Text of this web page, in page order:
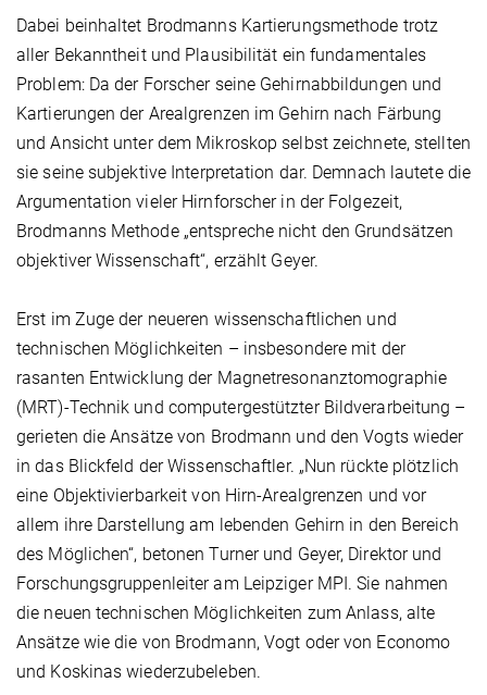
Dabei beinhaltet Brodmanns Kartierungsmethode trotz
aller Bekanntheit und Plausibilität ein fundamentales
Problem: Da der Forscher seine Gehirnabbildungen und
Kartierungen der Arealgrenzen im Gehirn nach Färbung
und Ansicht unter dem Mikroskop selbst zeichnete, stellten
sie seine subjektive Interpretation dar. Demnach lautete die
Argumentation vieler Hirnforscher in der Folgezeit,
Brodmanns Methode „entspreche nicht den Grundsätzen
objektiver Wissenschaft“, erzählt Geyer.
Erst im Zuge der neueren wissenschaftlichen und
technischen Möglichkeiten – insbesondere mit der
rasanten Entwicklung der Magnetresonanztomographie
(MRT)-Technik und computergestützter Bildverarbeitung –
gerieten die Ansätze von Brodmann und den Vogts wieder
in das Blickfeld der Wissenschaftler. „Nun rückte plötzlich
eine Objektivierbarkeit von Hirn-Arealgrenzen und vor
allem ihre Darstellung am lebenden Gehirn in den Bereich
des Möglichen“, betonen Turner und Geyer, Direktor und
Forschungsgruppenleiter am Leipziger MPI. Sie nahmen
die neuen technischen Möglichkeiten zum Anlass, alte
Ansätze wie die von Brodmann, Vogt oder von Economo
und Koskinas wiederzubeleben.